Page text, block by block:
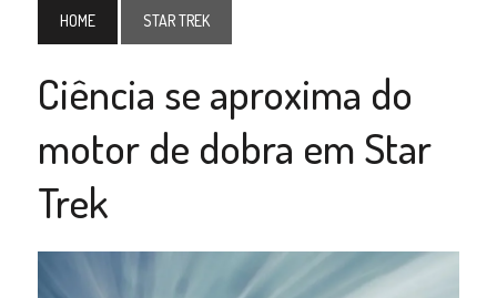
HOME STAR TREK
Ciência se aproxima do
motor de dobra em Star
Trek